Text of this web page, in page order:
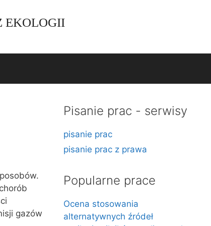
EKOLOGII
gazów
Pisanie prac - serwisy
pisanie prac
pisanie prac z prawa
Popularne prace
Ocena stosowania
alternatywnych źródeł